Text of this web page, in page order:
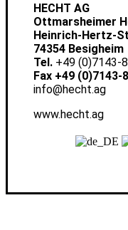
HECHT AG
Ottmarsheimer
Heinrich-Hertz-
74354 Besigheim
Tel. +49 (0)7143-
Fax +49 (0)7143-
info@hecht.ag
www.hecht.ag